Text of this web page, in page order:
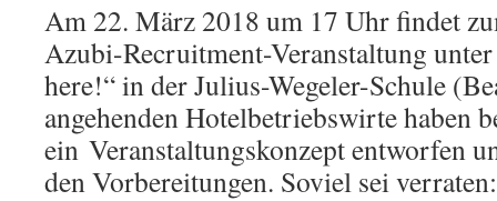
Am 22. März 2018 um 17 Uhr findet
Azubi-Recruitment-Veranstaltung
here!“ in der Julius-Wegeler-Schule
angehenden Hotelbetriebswirte haben
ein Veranstaltungskonzept entworfen
den Vorbereitungen. Soviel sei